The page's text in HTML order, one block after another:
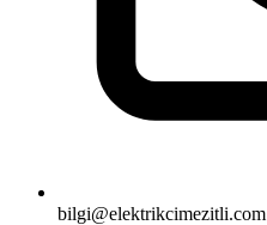
bilgi@elektrikcimezitli.com